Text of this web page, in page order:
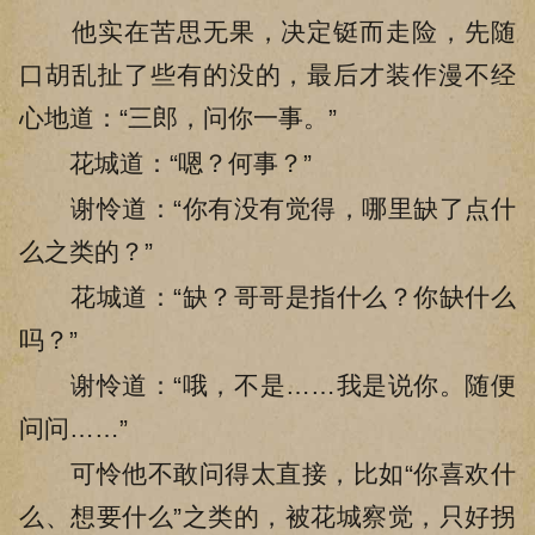
他实在苦思无果，决定铤而走险，先随
口胡乱扯了些有的没的，最后才装作漫不经
心地道：“三郎，问你一事。”
花城道：“嗯？何事？”
谢怜道：“你有没有觉得，哪里缺了点什
么之类的？”
花城道：“缺？哥哥是指什么？你缺什么
吗？”
谢怜道：“哦，不是……我是说你。随便
问问……”
可怜他不敢问得太直接，比如“你喜欢什
么、想要什么”之类的，被花城察觉，只好拐